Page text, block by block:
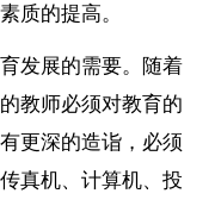
质的提高。
发展的需要。随着
教师必须对教育的
更深的造诣，必须
真机、计算机、投